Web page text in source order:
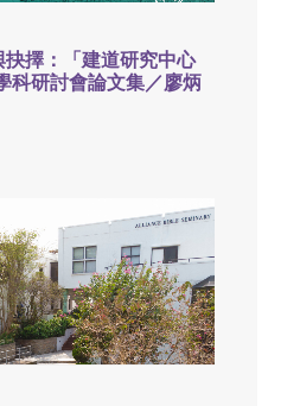
抉擇：「建道研究中心
科研討會論文集／廖炳